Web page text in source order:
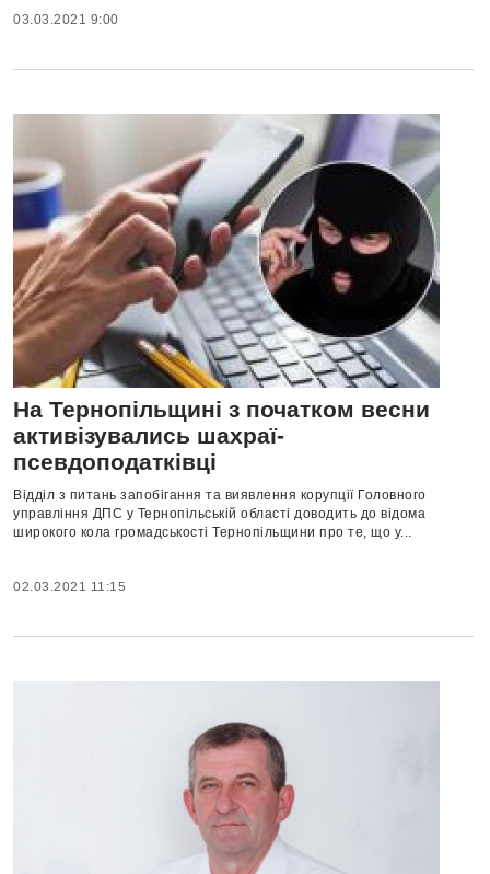
03.03.2021 9:00
На Тернопільщині з початком весни
активізувались шахраї-
псевдоподатківці
Відділ з питань запобігання та виявлення корупції Головного
управління ДПС у Тернопільській області доводить до відома
широкого кола громадськості Тернопільщини про те, що у...
02.03.2021 11:15